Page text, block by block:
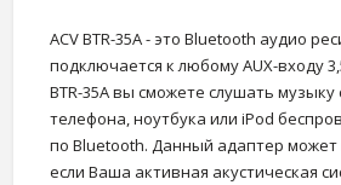
ACV BTR-35А - это Bluetooth аудио
подключается к любому AUX-входу
BTR-35A вы сможете слушать музыку
телефона, ноутбука или iPod
по Bluetooth. Данный адаптер может
если Ваша активная акустическая